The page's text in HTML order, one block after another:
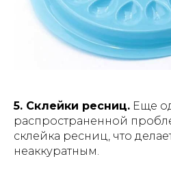
5. Склейки ресниц. Еще
распространенной
склейка ресниц, что
неаккуратным.